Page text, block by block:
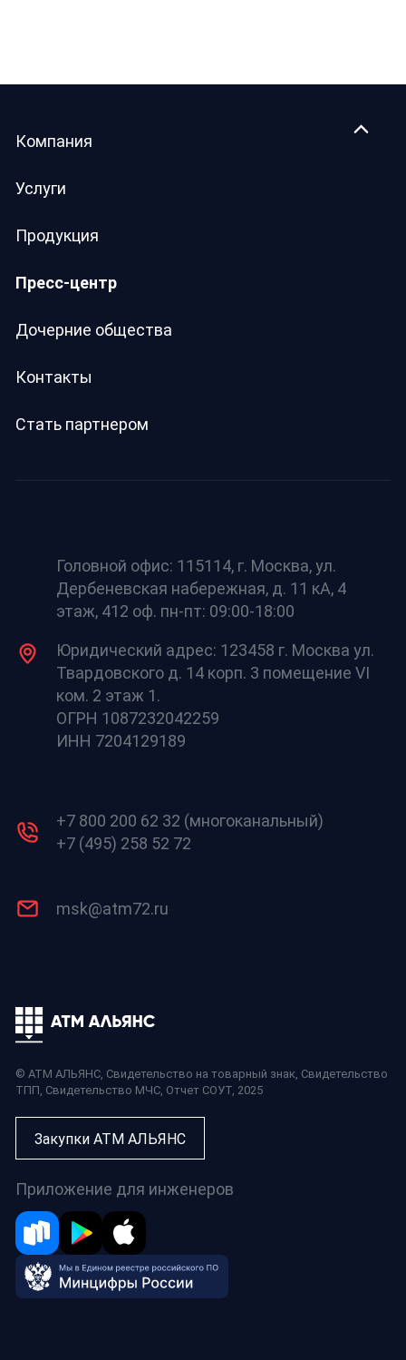
Компания
Услуги
Продукция
Пресс-центр
Дочерние общества
Контакты
Стать партнером
Головной офис: 115114, г. Москва, ул.
Дербеневская набережная, д. 11 кА, 4
этаж, 412 оф. пн-пт: 09:00-18:00
Юридический адрес: 123458 г. Москва ул.
Твардовского д. 14 корп. 3 помещение VI
ком. 2 этаж 1.
ОГРН 1087232042259
ИНН 7204129189
+7 800 200 62 32 (многоканальный)
+7 (495) 258 52 72
msk@atm72.ru
© АТМ АЛЬЯНС, Свидетельство на товарный знак, Свидетельство
ТПП, Свидетельство МЧС, Отчет СОУТ, 2025
Закупки АТМ АЛЬЯНС
Приложение для инженеров